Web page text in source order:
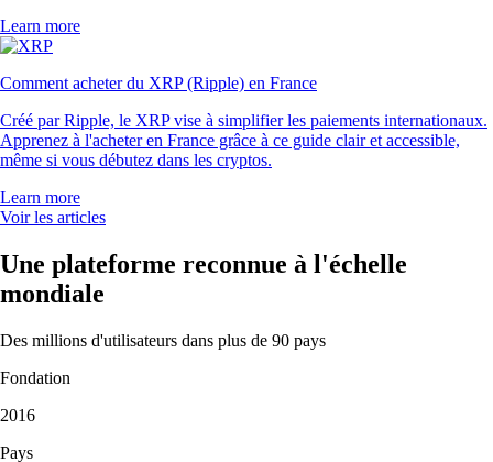
Learn more
Comment acheter du XRP (Ripple) en France
Créé par Ripple, le XRP vise à simplifier les paiements internationaux.
Apprenez à l'acheter en France grâce à ce guide clair et accessible,
même si vous débutez dans les cryptos.
Learn more
Voir les articles
Une plateforme reconnue à l'échelle
mondiale
Des millions d'utilisateurs dans plus de 90 pays
Fondation
2016
Pays